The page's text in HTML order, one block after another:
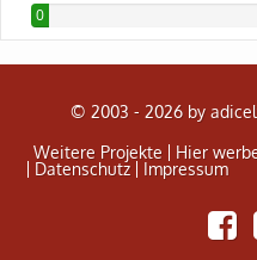
© 2003 - 2026 by
Weitere Projekte
Hier
Datenschutz
Impressum
on